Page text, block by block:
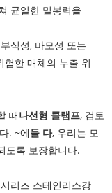
균일한 밀봉력을
식성, 마모성 또는
험한 매체의 누출 위
때나선형 클램프, 검토
. ~에둘 다, 우리는 모
도록 보장합니다.
리즈 스테인리스강